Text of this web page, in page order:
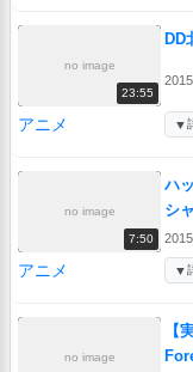
no image
23:55
アニメ ▼
no image
7:50
ハ
シ
アニメ ▼
no image
【